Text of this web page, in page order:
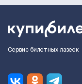
Сервис билетных лазеек